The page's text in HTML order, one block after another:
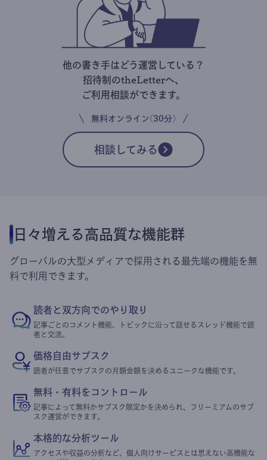
他の書き手はどう運営している？
招待制のtheLetterへ、
ご利用相談ができます。
無料オンライン(30分)
相談してみる
日々増える高品質な機能群
グローバルの大型メディアで採用される最先端の機能を無
料で利用できます。
読者と双方向でのやり取り
記事ごとのコメント機能、トピックに沿って話せるスレッド機能で読
者と交流。
価格自由サブスク
読者が任意でサブスクの月額金額を決めるユニークな機能です。
無料・有料をコントロール
記事によって無料かサブスク限定かを決められ、フリーミアムのサブ
スク運営ができます。
本格的な分析ツール
アクセスや収益の分析など、個人向けサービスとは思えない高機能な